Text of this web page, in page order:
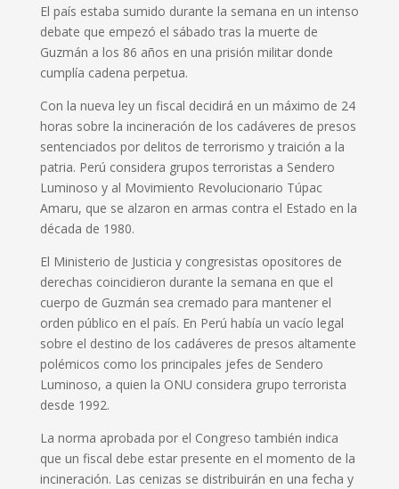
El país estaba sumido durante la semana en un intenso
debate que empezó el sábado tras la muerte de
Guzmán a los 86 años en una prisión militar donde
cumplía cadena perpetua.
Con la nueva ley un fiscal decidirá en un máximo de 24
horas sobre la incineración de los cadáveres de presos
sentenciados por delitos de terrorismo y traición a la
patria. Perú considera grupos terroristas a Sendero
Luminoso y al Movimiento Revolucionario Túpac
Amaru, que se alzaron en armas contra el Estado en la
década de 1980.
El Ministerio de Justicia y congresistas opositores de
derechas coincidieron durante la semana en que el
cuerpo de Guzmán sea cremado para mantener el
orden público en el país. En Perú había un vacío legal
sobre el destino de los cadáveres de presos altamente
polémicos como los principales jefes de Sendero
Luminoso, a quien la ONU considera grupo terrorista
desde 1992.
La norma aprobada por el Congreso también indica
que un fiscal debe estar presente en el momento de la
incineración. Las cenizas se distribuirán en una fecha y